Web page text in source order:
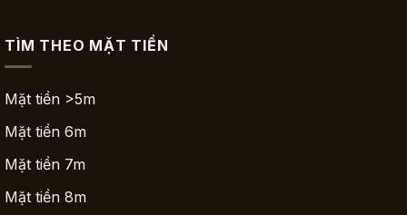
TÌM THEO MẶT TIỀN
Mặt tiền >5m
Mặt tiền 6m
Mặt tiền 7m
Mặt tiền 8m